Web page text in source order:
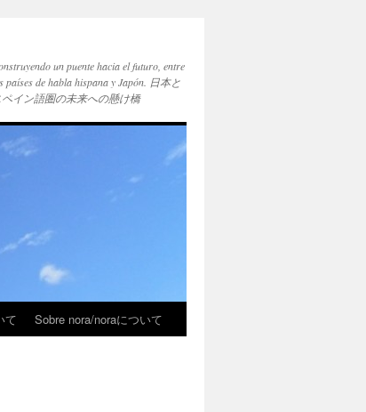
un puente hacia el futuro, entre
países de habla hispana y Japón. 日本と
ペイン語圏の未来への懸け橋
て Sobre nora/noraについて